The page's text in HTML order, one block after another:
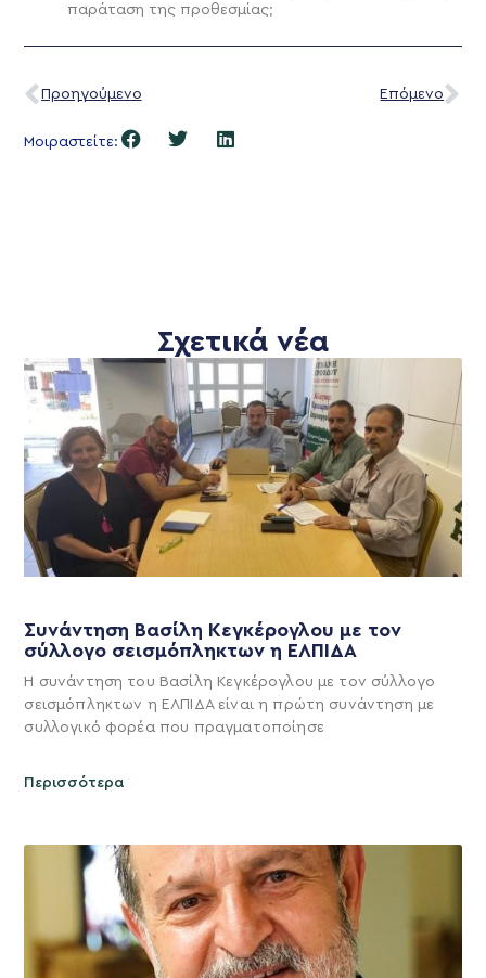
παράταση της προθεσμίας;
Προηγούμενο Επόμενο
Μοιραστείτε:
Σχετικά νέα
Συνάντηση Βασίλη Κεγκέρογλου με τον
σύλλογο σεισμόπληκτων η ΕΛΠΙΔΑ
Η συνάντηση του Βασίλη Κεγκέρογλου με τον σύλλογο
σεισμόπληκτων η ΕΛΠΙΔΑ είναι η πρώτη συνάντηση με
συλλογικό φορέα που πραγματοποίησε
Περισσότερα